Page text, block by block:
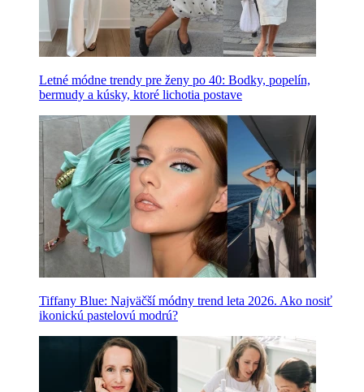
Letné módne trendy pre ženy po 40: Bodky, popelín,
bermudy a kúsky, ktoré lichotia postave
Tiffany Blue: Najväčší módny trend leta 2026. Ako nosiť
ikonickú pastelovú modrú?